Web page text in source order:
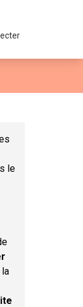
le